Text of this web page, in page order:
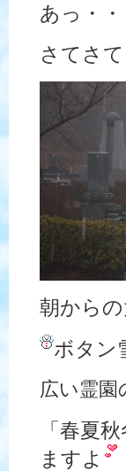
あっ・
さてさ
朝から
ボタン
広い霊
「春夏
ますよ